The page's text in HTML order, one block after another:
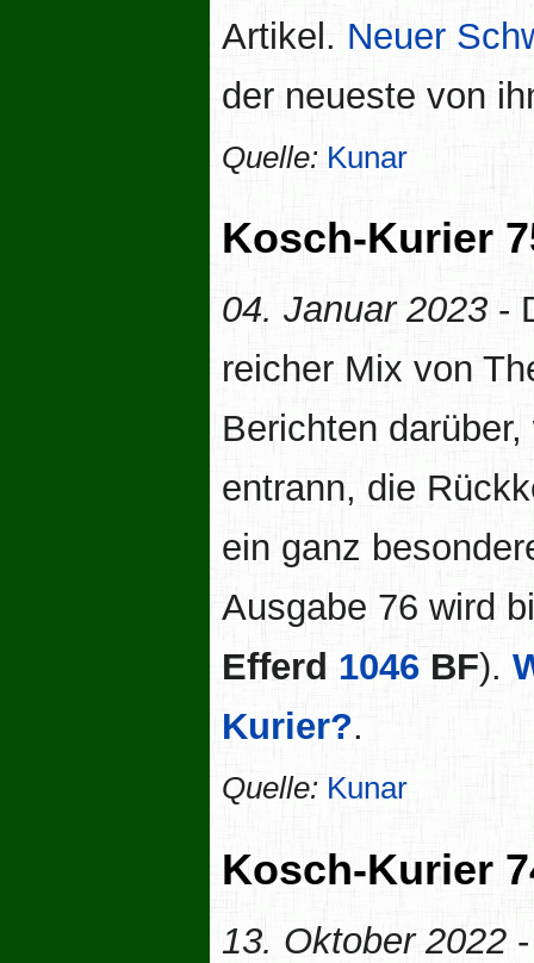
Artikel. Neuer
der neueste von
Quelle: Kunar
Kosch-Kurier
04. Januar 2023 -
reicher Mix von
Berichten
entrann, die
ein ganz
Ausgabe 76 wird
Efferd 1046 BF).
Kurier?.
Quelle: Kunar
Kosch-Kurier
13. Oktober 2022